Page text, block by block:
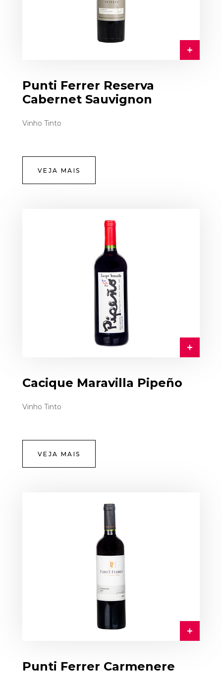
Punti Ferrer Reserva
Cabernet Sauvignon
Vinho Tinto
VEJA MAIS
Cacique Maravilla Pipeño
Vinho Tinto
VEJA MAIS
Punti Ferrer Carmenere